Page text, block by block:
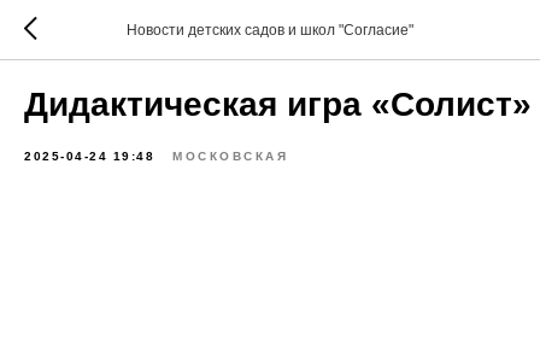
Новости детских садов и школ "Согласие"
Дидактическая игра «Солист»
2025-04-24 19:48 МОСКОВСКАЯ